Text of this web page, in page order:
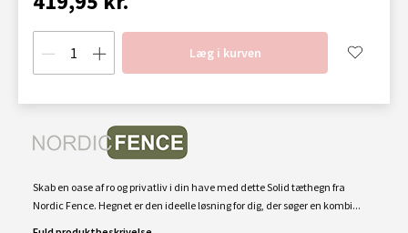
Læg i kurven
Skab en oase af ro og privatliv i din have med dette Solid tæthegn fra
Nordic Fence. Hegnet er den ideelle løsning for dig, der søger en kombi...